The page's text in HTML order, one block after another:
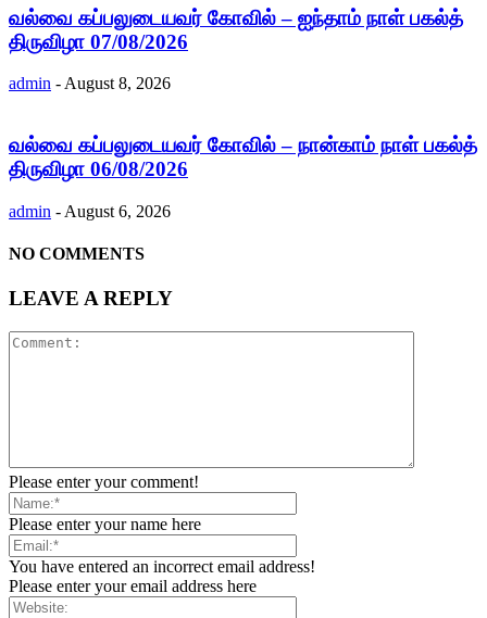
வல்வை கப்பலுடையவர் கோவில் – ஐந்தாம் நாள் பகல்த்
திருவிழா 07/08/2026
admin - August 8, 2026
வல்வை கப்பலுடையவர் கோவில் – நான்காம் நாள் பகல்த்
திருவிழா 06/08/2026
admin - August 6, 2026
NO COMMENTS
LEAVE A REPLY
Please enter your comment!
Please enter your name here
You have entered an incorrect email address!
Please enter your email address here